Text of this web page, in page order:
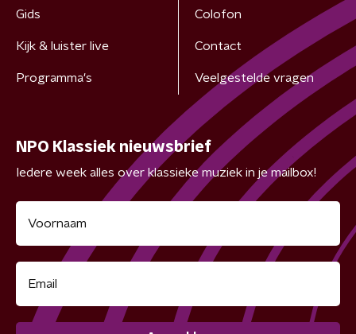
Gids
Kijk & luister live
Programma's
Colofon
Contact
Veelgestelde vragen
NPO Klassiek nieuwsbrief
Iedere week alles over klassieke muziek in je mailbox!